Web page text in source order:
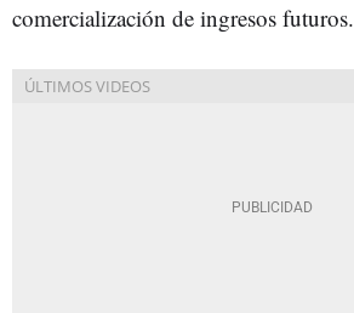
comercialización de ingresos futuros.